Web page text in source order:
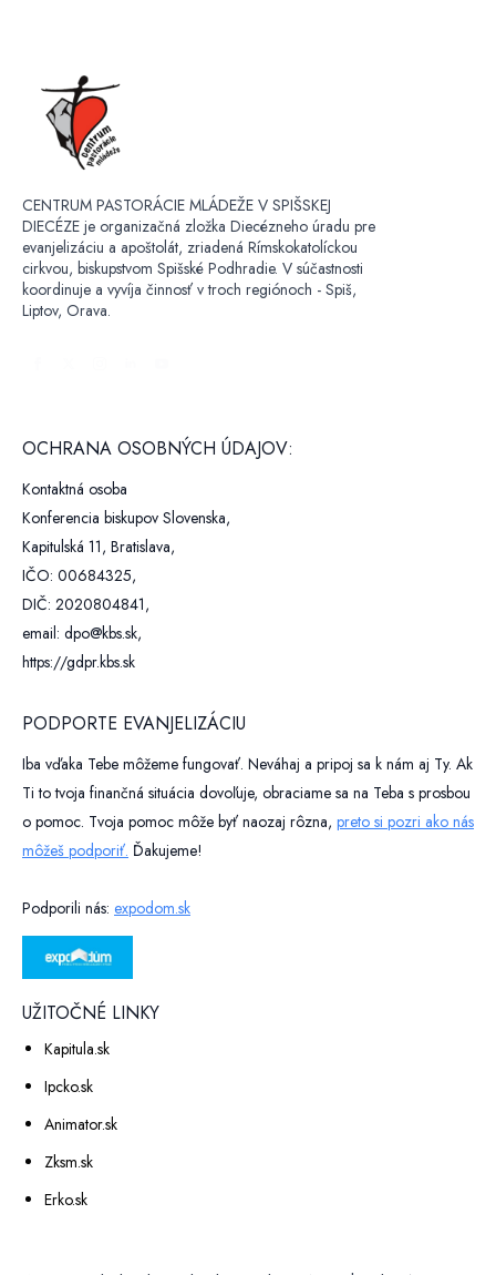
CENTRUM PASTORÁCIE MLÁDEŽE V SPIŠSKEJ
DIECÉZE je organizačná zložka Diecézneho úradu pre
evanjelizáciu a apoštolát, zriadená Rímskokatolíckou
cirkvou, biskupstvom Spišské Podhradie. V súčastnosti
koordinuje a vyvíja činnosť v troch regiónoch - Spiš,
Liptov, Orava.
OCHRANA OSOBNÝCH ÚDAJOV:
Kontaktná osoba
Konferencia biskupov Slovenska,
Kapitulská 11, Bratislava,
IČO: 00684325,
DIČ: 2020804841,
email: dpo@kbs.sk,
https://gdpr.kbs.sk
PODPORTE EVANJELIZÁCIU
Iba vďaka Tebe môžeme fungovať. Neváhaj a pripoj sa k nám aj Ty. Ak
Ti to tvoja finančná situácia dovoľuje, obraciame sa na Teba s prosbou
o pomoc. Tvoja pomoc môže byť naozaj rôzna, preto si pozri ako nás
môžeš podporiť. Ďakujeme!
Podporili nás: expodom.sk
UŽITOČNÉ LINKY
Kapitula.sk
Ipcko.sk
Animator.sk
Zksm.sk
Erko.sk